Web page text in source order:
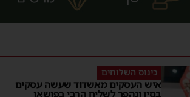
כינוס השלוחים
איש העסקים מאשדוד שעשה עסקים
בסין ונהפך לשליח הרבי בפושאן